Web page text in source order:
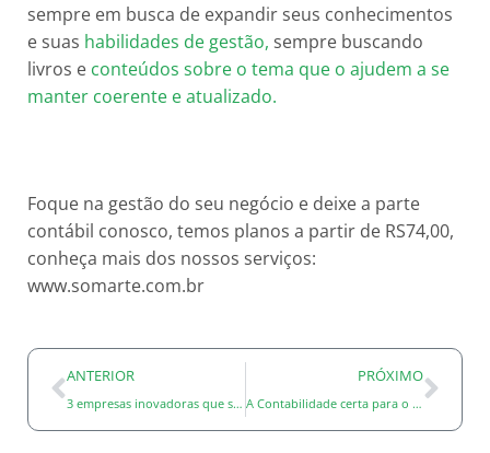
sempre em busca de expandir seus conhecimentos
e suas habilidades de gestão, sempre buscando
livros e conteúdos sobre o tema que o ajudem a se
manter coerente e atualizado.
Foque na gestão do seu negócio e deixe a parte
contábil conosco, temos planos a partir de RS74,00,
conheça mais dos nossos serviços:
www.somarte.com.br
ANTERIOR
3 empresas inovadoras que servem de inspiração para um empreendedor
PRÓXIMO
A Contabilidade certa para o seu negócio